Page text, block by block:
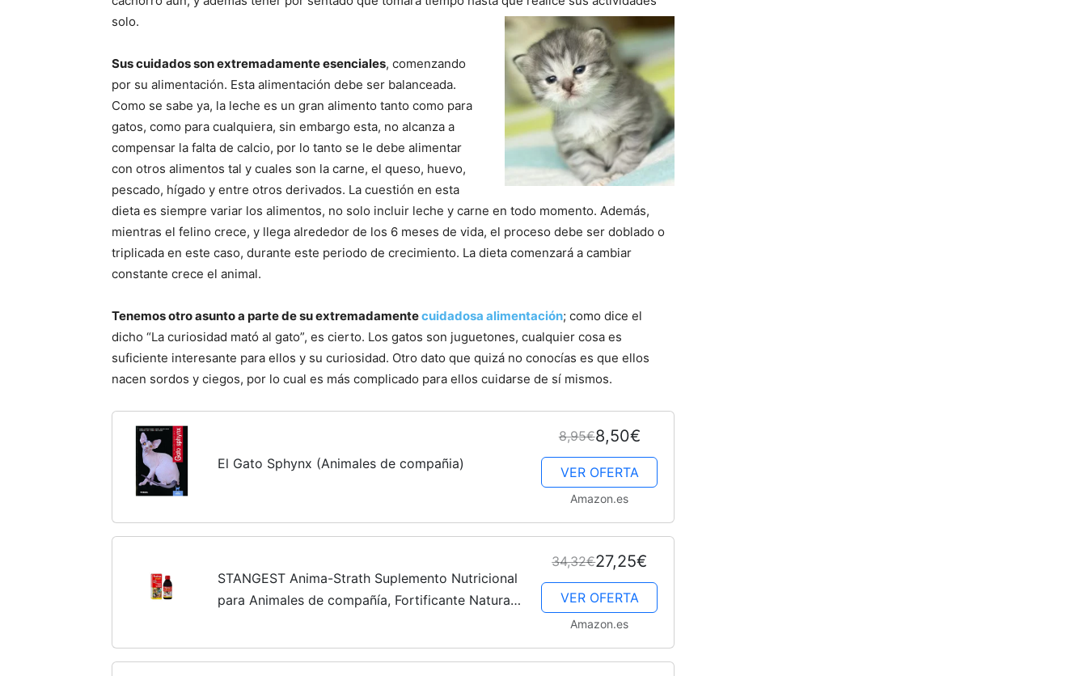
Fotos
–
solo.
Sus cuidados son extremadamente esenciales, comenzando
por su alimentación. Esta alimentación debe ser balanceada.
Como se sabe ya, la leche es un gran alimento tanto como para
gatos, como para cualquiera, sin embargo esta, no alcanza a
compensar la falta de calcio, por lo tanto se le debe alimentar
con otros alimentos tal y cuales son la carne, el queso, huevo,
pescado, hígado y entre otros derivados. La cuestión en esta
dieta es siempre variar los alimentos, no solo incluir leche y carne en todo momento. Además,
mientras el felino crece, y llega alrededor de los 6 meses de vida, el proceso debe ser doblado o
triplicada en este caso, durante este periodo de crecimiento. La dieta comenzará a cambiar
constante crece el animal.
Tenemos otro asunto a parte de su extremadamentecuidadosa alimentación; como dice el
dicho “La curiosidad mató al gato”, es cierto. Los gatos son juguetones, cualquier cosa es
suficiente interesante para ellos y su curiosidad. Otro dato que quizá no conocías es que ellos
nacen sordos y ciegos, por lo cual es más complicado para ellos cuidarse de sí mismos.
El Gato Sphynx (Animales de compañia)
8,95€8,50€
VER OFERTA
Amazon.es
STANGEST Anima-Strath Suplemento Nutricional
para Animales de compañía, Fortificante Natural
34,32€27,25€
VER OFERTA
Amazon.es